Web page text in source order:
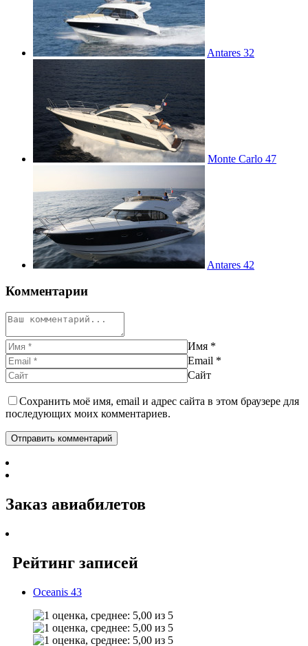
Antares 32
Monte Carlo 47
Antares 42
Комментарии
Имя *
Email *
Сайт
Сохранить моё имя, email и адрес сайта в этом браузере для
последующих моих комментариев.
Заказ авиабилетов
Рейтинг записей
Oceanis 43